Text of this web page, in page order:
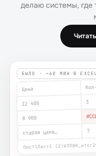
делаю системы, где
БЫЛО · ~60 МИН В EXCEL
Цена
12 400 3
8 900
старая цена… 7
Лист1Лист1 (2)КОПИЯ_итог2